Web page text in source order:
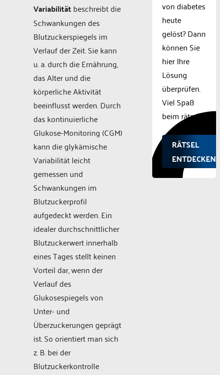
Variabilitätbeschreibt die
Schwankungen des
Blutzuckerspiegels im
Verlauf der Zeit. Sie kann
u. a. durch die Ernährung,
das Alter und die
körperliche Aktivität
beeinflusst werden. Durch
das kontinuierliche
Glukose-Monitoring (CGM)
kann die glykämische
Variabilität leicht
gemessen und
Schwankungen im
Blutzuckerprofil
aufgedeckt werden. Ein
idealer durchschnittlicher
Blutzuckerwert innerhalb
eines Tages stellt keinen
Vorteil dar, wenn der
Verlauf des
Glukosespiegels von
Unter- und
Überzuckerungen geprägt
ist. So orientiert man sich
z. B. bei der
Blutzuckerkontrolle
von diabetes
heute
gelöst? Dann
können Sie
hier Ihre
Lösung
überprüfen.
Viel Spaß
beim rätseln.
RÄTSEL
ENTDECKEN!